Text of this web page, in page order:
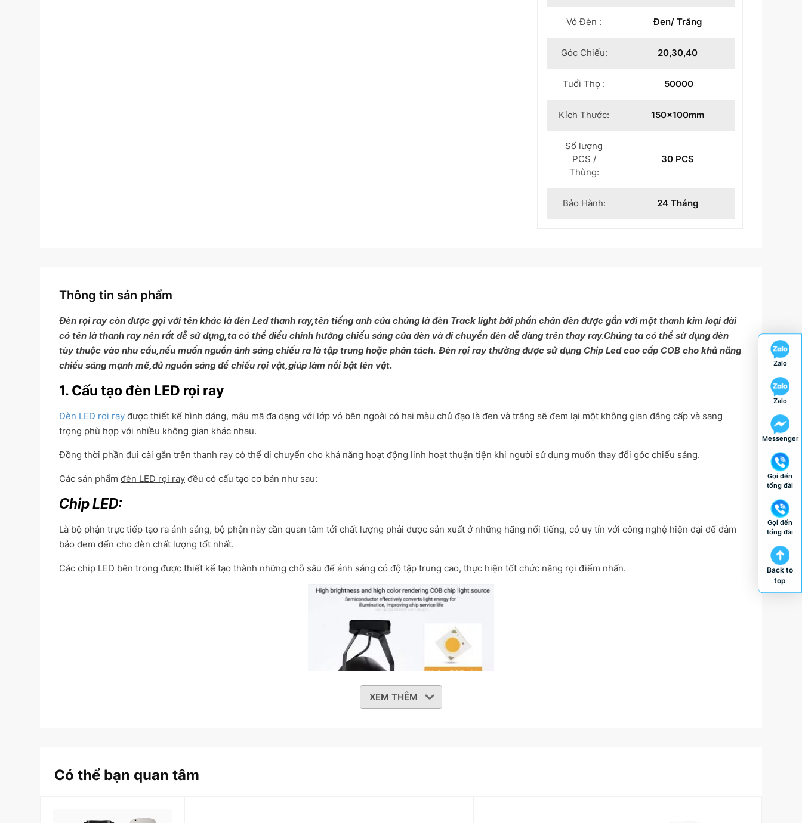
Vỏ Đèn : Đen/ Trắng
Góc Chiếu: 20,30,40
Tuổi Thọ : 50000
Kích Thước: 150x100mm
Số lượng
PCS /
Thùng:
30 PCS
Bảo Hành: 24 Tháng
Thông tin sản phẩm
Đèn rọi ray còn được gọi với tên khác là đèn Led thanh ray,tên tiếng anh của chúng là đèn Track light bởi phần chân đèn được gắn với một thanh kim loại dài
có tên là thanh ray nên rất dễ sử dụng,ta có thể điều chỉnh hướng chiếu sáng của đèn và di chuyển đèn dễ dàng trên thay ray.Chúng ta có thể sử dụng đèn
tùy thuộc vào nhu cầu,nếu muốn nguồn ánh sáng chiếu ra là tập trung hoặc phân tách. Đèn rọi ray thường được sử dụng Chip Led cao cấp COB cho khả năng
chiếu sáng mạnh mẽ,đủ nguồn sáng để chiếu rọi vật,giúp làm nổi bật lên vật.
1. Cấu tạo đèn LED rọi ray
Đèn LED rọi ray được thiết kế hình dáng, mẫu mã đa dạng với lớp vỏ bên ngoài có hai màu chủ đạo là đen và trắng sẽ đem lại một không gian đẳng cấp và sang
trọng phù hợp với nhiều không gian khác nhau.
Đồng thời phần đui cài gắn trên thanh ray có thể di chuyển cho khả năng hoạt động linh hoạt thuận tiện khi người sử dụng muốn thay đổi góc chiếu sáng.
Các sản phẩm đèn LED rọi ray đều có cấu tạo cơ bản như sau:
Chip LED:
Là bộ phận trực tiếp tạo ra ánh sáng, bộ phận này cần quan tâm tới chất lượng phải được sản xuất ở những hãng nổi tiếng, có uy tín với công nghệ hiện đại để đảm
bảo đem đến cho đèn chất lượng tốt nhất.
Các chip LED bên trong được thiết kế tạo thành những chỗ sâu để ánh sáng có độ tập trung cao, thực hiện tốt chức năng rọi điểm nhấn.
XEM THÊM
Có thể bạn quan tâm
Zalo
Zalo
Messenger
Gọi đến
tổng đài
Gọi đến
tổng đài
Back to
top